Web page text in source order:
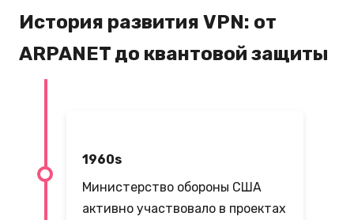
История развития VPN: от
ARPANET до квантовой защиты
1960s
Министерство обороны США
активно участвовало в проектах